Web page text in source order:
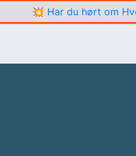
💥 Har du hørt om